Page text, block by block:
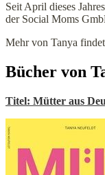
Seit April dieses
der Social Moms
Mehr von Tanya
Bücher von
Titel: Mütter aus